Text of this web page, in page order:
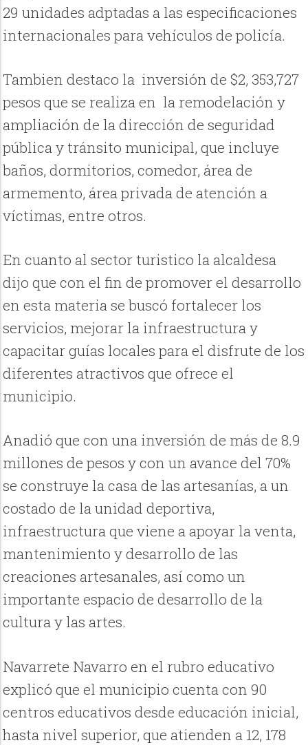
29 unidades adptadas a las especificaciones
internacionales para vehículos de policía.
Tambien destaco la inversión de $2, 353,727
pesos que se realiza en la remodelación y
ampliación de la dirección de seguridad
pública y tránsito municipal, que incluye
baños, dormitorios, comedor, área de
armemento, área privada de atención a
víctimas, entre otros.
En cuanto al sector turistico la alcaldesa
dijo que con el fin de promover el desarrollo
en esta materia se buscó fortalecer los
servicios, mejorar la infraestructura y
capacitar guías locales para el disfrute de los
diferentes atractivos que ofrece el
municipio.
Anadió que con una inversión de más de 8.9
millones de pesos y con un avance del 70%
se construye la casa de las artesanías, a un
costado de la unidad deportiva,
infraestructura que viene a apoyar la venta,
mantenimiento y desarrollo de las
creaciones artesanales, así como un
importante espacio de desarrollo de la
cultura y las artes.
Navarrete Navarro en el rubro educativo
explicó que el municipio cuenta con 90
centros educativos desde educación inicial,
hasta nivel superior, que atienden a 12, 178